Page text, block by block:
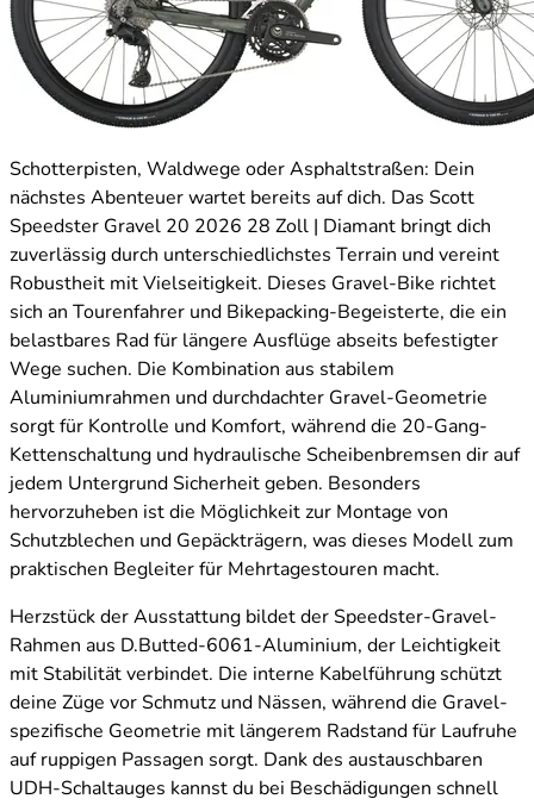
Schotterpisten, Waldwege oder Asphaltstraßen: Dein
nächstes Abenteuer wartet bereits auf dich. Das Scott
Speedster Gravel 20 2026 28 Zoll | Diamant bringt dich
zuverlässig durch unterschiedlichstes Terrain und vereint
Robustheit mit Vielseitigkeit. Dieses Gravel-Bike richtet
sich an Tourenfahrer und Bikepacking-Begeisterte, die ein
belastbares Rad für längere Ausflüge abseits befestigter
Wege suchen. Die Kombination aus stabilem
Aluminiumrahmen und durchdachter Gravel-Geometrie
sorgt für Kontrolle und Komfort, während die 20-Gang-
Kettenschaltung und hydraulische Scheibenbremsen dir auf
jedem Untergrund Sicherheit geben. Besonders
hervorzuheben ist die Möglichkeit zur Montage von
Schutzblechen und Gepäckträgern, was dieses Modell zum
praktischen Begleiter für Mehrtagestouren macht.
Herzstück der Ausstattung bildet der Speedster-Gravel-
Rahmen aus D.Butted-6061-Aluminium, der Leichtigkeit
mit Stabilität verbindet. Die interne Kabelführung schützt
deine Züge vor Schmutz und Nässen, während die Gravel-
spezifische Geometrie mit längerem Radstand für Laufruhe
auf ruppigen Passagen sorgt. Dank des austauschbaren
UDH-Schaltauges kannst du bei Beschädigungen schnell